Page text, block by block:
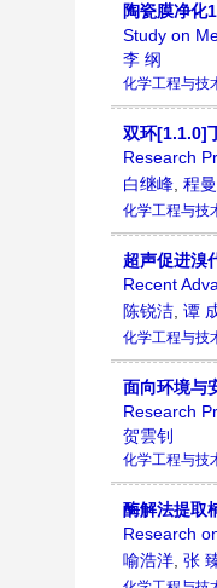
陶瓷膜净化
Study on
李 纲
化学工程与技
双环[1.1.0]
Research
白继峰, 程
化学工程与技
超声促进溴
Recent
陈锐洁, 谭
化学工程与技
面向环境与
Research
贺雲钊
化学工程与技
酶解法提取
Research
喻浩洋, 张